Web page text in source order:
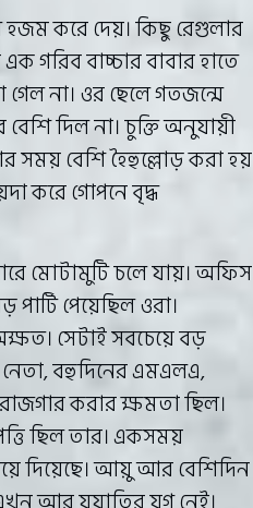
হজম করে দেয়। কিছু রেগুলার
গরিব বাচ্চার বাবার হাতে
গেল না। ওর ছেলে গতজন্মে
দিল না। চুক্তি অনুযায়ী
সময় বেশি হৈহুল্লোড় করা হয়
করে গোপনে বৃদ্ধ
মোটামুটি চলে যায়। অফিস
পেয়েছিল ওরা।
সেটাই সবচেয়ে বড়
বহুদিনের এমএলএ,
করার ক্ষমতা ছিল।
ছিল তার। একসময়
দিয়েছে। আয়ু আর বেশিদিন